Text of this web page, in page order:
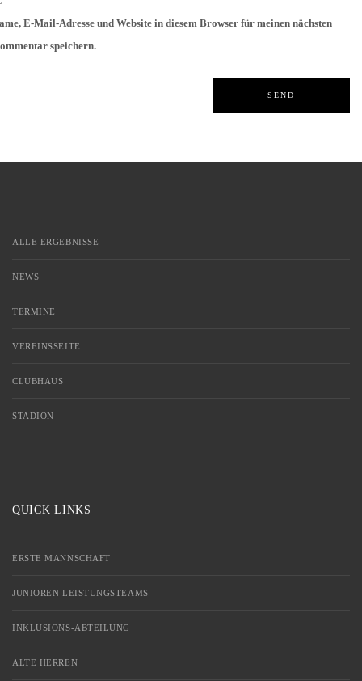
E-Mail-Adresse und Website in diesem Browser für meinen nächsten
speichern.
ALLE ERGEBNISSE
NEWS
TERMINE
VEREINSSEITE
CLUBHAUS
STADION
QUICK LINKS
ERSTE MANNSCHAFT
JUNIOREN LEISTUNGSTEAMS
INKLUSIONS-ABTEILUNG
ALTE HERREN